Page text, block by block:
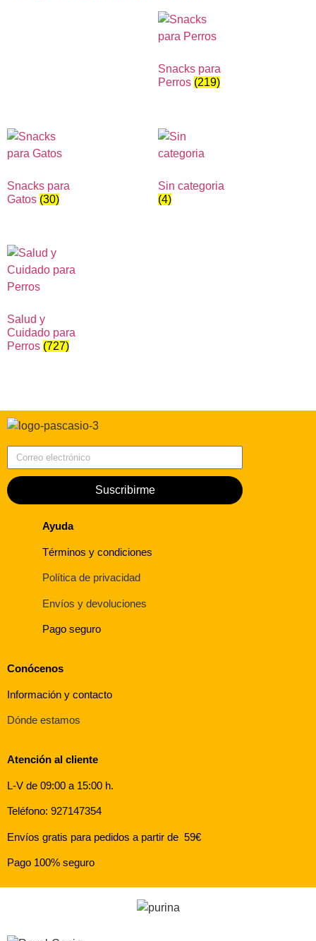
Snacks para
Perros (219)
Snacks para
Gatos (30)
Sin categoria
(4)
Salud y
Cuidado para
Perros (727)
Suscribirme
Ayuda
Términos y condiciones
Política de privacidad
Envíos y devoluciones
Pago seguro
Conócenos
Información y contacto
Dónde estamos
Atención al cliente
L-V de 09:00 a 15:00 h.
Teléfono: 927147354
Envíos gratis para pedidos a partir de 59€
Pago 100% seguro